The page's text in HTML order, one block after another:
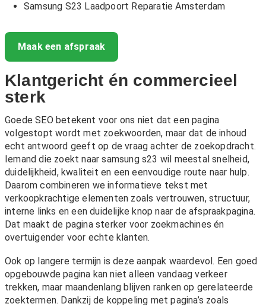
Samsung S23 Laadpoort Reparatie Amsterdam
Maak een afspraak
Klantgericht én commercieel
sterk
Goede SEO betekent voor ons niet dat een pagina
volgestopt wordt met zoekwoorden, maar dat de inhoud
echt antwoord geeft op de vraag achter de zoekopdracht.
Iemand die zoekt naar samsung s23 wil meestal snelheid,
duidelijkheid, kwaliteit en een eenvoudige route naar hulp.
Daarom combineren we informatieve tekst met
verkoopkrachtige elementen zoals vertrouwen, structuur,
interne links en een duidelijke knop naar de afspraakpagina.
Dat maakt de pagina sterker voor zoekmachines én
overtuigender voor echte klanten.
Ook op langere termijn is deze aanpak waardevol. Een goed
opgebouwde pagina kan niet alleen vandaag verkeer
trekken, maar maandenlang blijven ranken op gerelateerde
zoektermen. Dankzij de koppeling met pagina’s zoals